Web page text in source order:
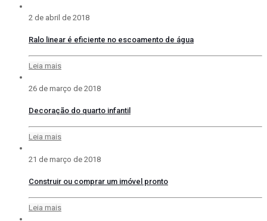
2 de abril de 2018
Ralo linear é eficiente no escoamento de água
Leia mais
26 de março de 2018
Decoração do quarto infantil
Leia mais
21 de março de 2018
Construir ou comprar um imóvel pronto
Leia mais